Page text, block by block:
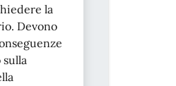
la
Devono
sulla